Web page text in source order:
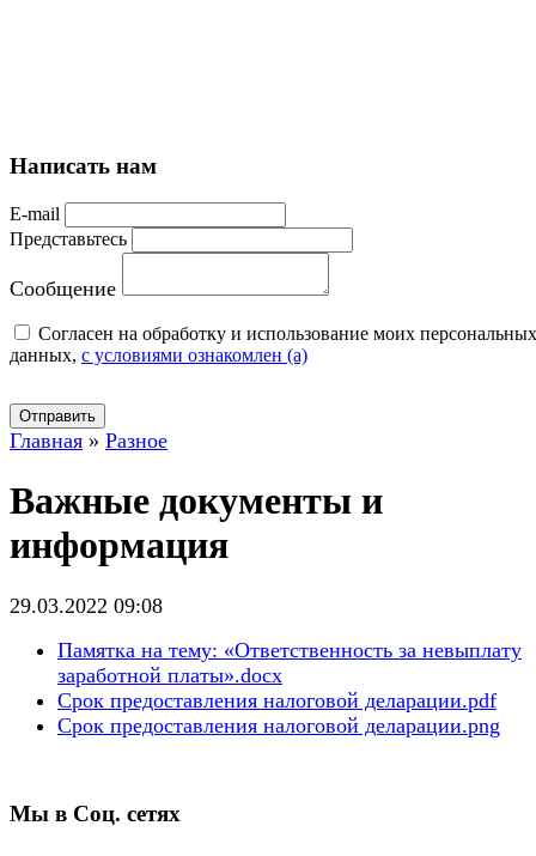
Написать нам
E-mail
Представьтесь
Сообщение
Cогласен на обработку и использование моих персональных
данных, с условиями ознакомлен (а)
Отправить
Главная » Разное
Важные документы и
информация
29.03.2022 09:08
Памятка на тему: «Ответственность за невыплату
заработной платы».docx
Срок предоставления налоговой деларации.pdf
Срок предоставления налоговой деларации.png
Мы в Соц. сетях